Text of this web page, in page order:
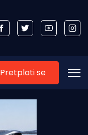
Pretplati se